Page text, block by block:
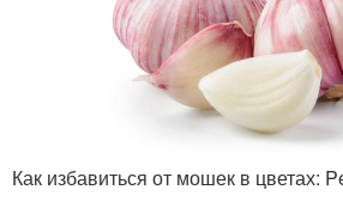
Как избавиться от мошек в цветах: